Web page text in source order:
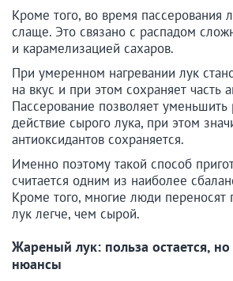
Кроме того, во время пассерования
слаще. Это связано с распадом
и карамелизацией сахаров.
При умеренном нагревании лук
на вкус и при этом сохраняет часть
Пассерование позволяет
действие сырого лука, при этом
антиоксидантов сохраняется.
Именно поэтому такой способ
считается одним из наиболее
Кроме того, многие люди переносят
лук легче, чем сырой.
Жареный лук: польза остается,
нюансы